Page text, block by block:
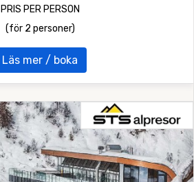
PRIS PER PERSON
(för 2 personer)
Läs mer / boka